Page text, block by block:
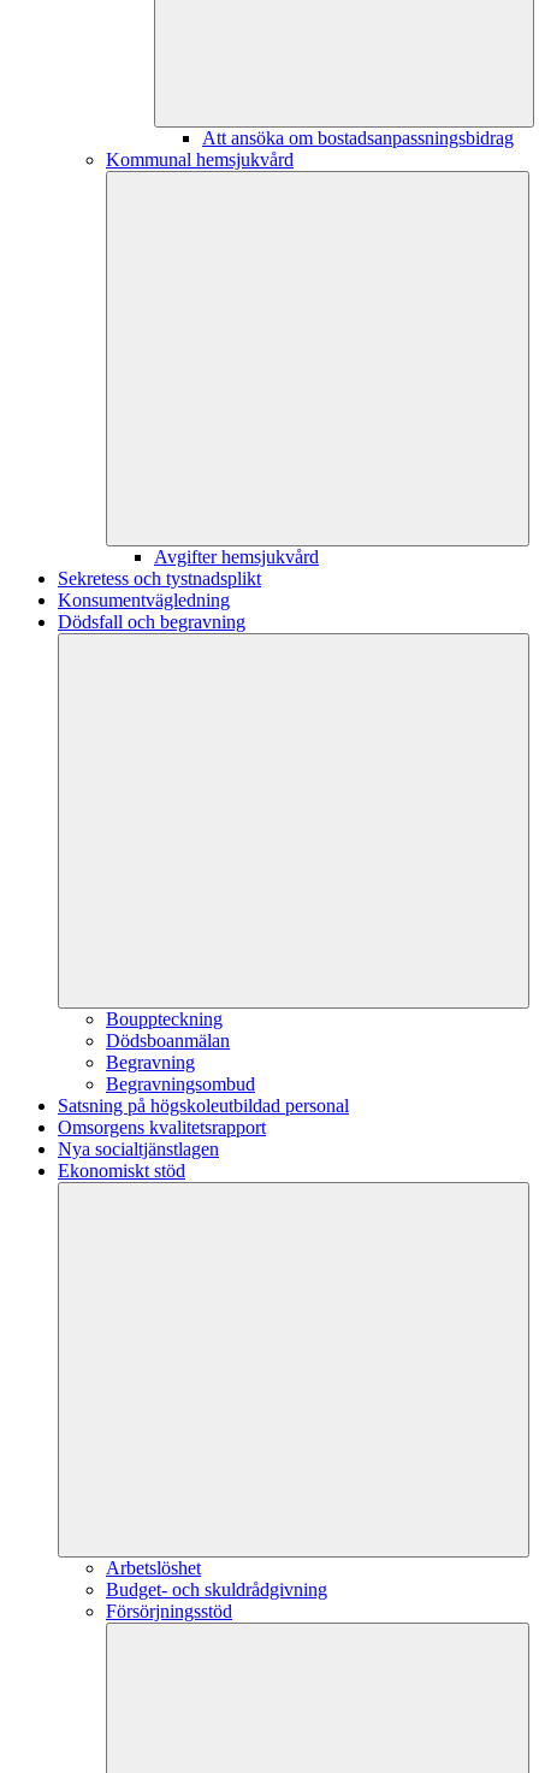
Att ansöka om bostadsanpassningsbidrag
Kommunal hemsjukvård
Avgifter hemsjukvård
Sekretess och tystnadsplikt
Konsumentvägledning
Dödsfall och begravning
Bouppteckning
Dödsboanmälan
Begravning
Begravningsombud
Satsning på högskoleutbildad personal
Omsorgens kvalitetsrapport
Nya socialtjänstlagen
Ekonomiskt stöd
Arbetslöshet
Budget- och skuldrådgivning
Försörjningsstöd